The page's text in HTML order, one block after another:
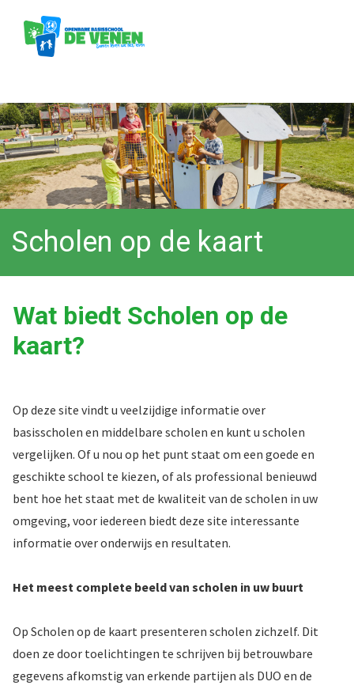
Scholen op de kaart
Wat biedt Scholen op de
kaart?
Op deze site vindt u veelzijdige informatie over
basisscholen en middelbare scholen en kunt u scholen
vergelijken. Of u nou op het punt staat om een goede en
geschikte school te kiezen, of als professional benieuwd
bent hoe het staat met de kwaliteit van de scholen in uw
omgeving, voor iedereen biedt deze site interessante
informatie over onderwijs en resultaten.
Het meest complete beeld van scholen in uw buurt
Op Scholen op de kaart presenteren scholen zichzelf. Dit
doen ze door toelichtingen te schrijven bij betrouwbare
gegevens afkomstig van erkende partijen als DUO en de